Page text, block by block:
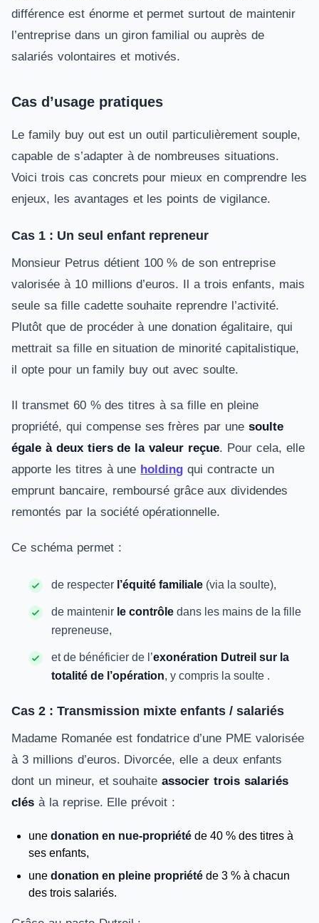
différence est énorme et permet surtout de maintenir
l’entreprise dans un giron familial ou auprès de
salariés volontaires et motivés.
Cas d’usage pratiques
Le family buy out est un outil particulièrement souple,
capable de s’adapter à de nombreuses situations.
Voici trois cas concrets pour mieux en comprendre les
enjeux, les avantages et les points de vigilance.
Cas 1 : Un seul enfant repreneur
Monsieur Petrus détient 100 % de son entreprise
valorisée à 10 millions d’euros. Il a trois enfants, mais
seule sa fille cadette souhaite reprendre l’activité.
Plutôt que de procéder à une donation égalitaire, qui
mettrait sa fille en situation de minorité capitalistique,
il opte pour un family buy out avec soulte.
Il transmet 60 % des titres à sa fille en pleine
propriété, qui compense ses frères par une soulte
égale à deux tiers de la valeur reçue. Pour cela, elle
apporte les titres à une holding qui contracte un
emprunt bancaire, remboursé grâce aux dividendes
remontés par la société opérationnelle.
Ce schéma permet :
de respecter l’équité familiale (via la soulte),
de maintenir le contrôle dans les mains de la fille
repreneuse,
et de bénéficier de l’exonération Dutreil sur la
totalité de l’opération, y compris la soulte .
Cas 2 : Transmission mixte enfants / salariés
Madame Romanée est fondatrice d’une PME valorisée
à 3 millions d’euros. Divorcée, elle a deux enfants
dont un mineur, et souhaiteassocier trois salariés
clés à la reprise. Elle prévoit :
une donation en nue-propriété de 40 % des titres à
ses enfants,
une donation en pleine propriété de 3 % à chacun
des trois salariés.